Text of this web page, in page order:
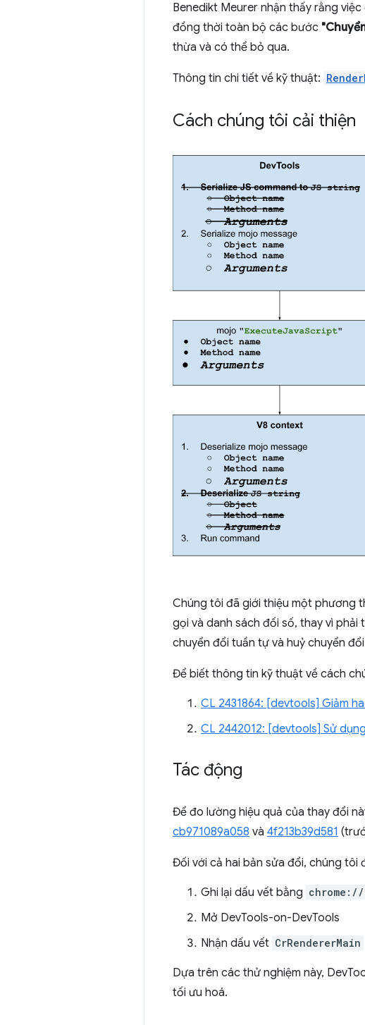
Benedikt Meurer nhận thấy rằng
đồng thời toàn bộ các bước
thừa và có thể bỏ qua.
Thông tin chi tiết về kỹ thuật:
Cách chúng tôi cải thiện
Chúng tôi đã giới thiệu một phương
gọi và danh sách đối số, thay vì
chuyển đổi tuần tự và huỷ chuyển
Để biết thông tin kỹ thuật về cách
CL 2431864: [devtools] Giảm
CL 2442012: [devtools] Sử dụng
Tác động
Để đo lường hiệu quả của thay đổi
cb971089a058 và 4f213b39d581
Đối với cả hai bản sửa đổi, chúng tôi
Ghi lại dấu vết bằng
Mở DevTools-on-DevTools
Nhận dấu vết CrRendererMain
Dựa trên các thử nghiệm này,
tối ưu hoá.